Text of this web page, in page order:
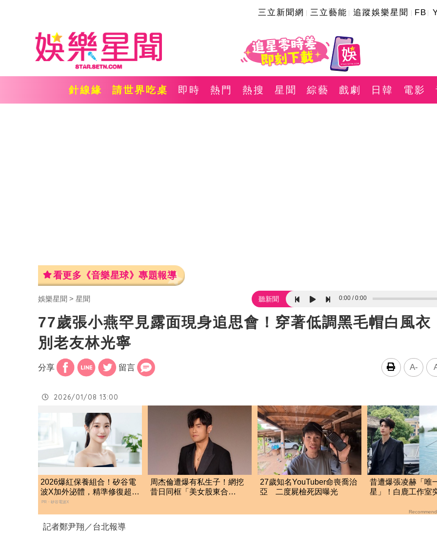
三立新聞網 三立藝能 追蹤娛樂星聞 FB
針線緣 請世界吃桌 即時 熱門 熱搜 星聞 綜藝 戲劇 日韓 電影
看更多《音樂星球》專題報導
娛樂星聞 星聞 聽新聞 0:00 0:00
77歲張小燕罕見露面現身追思會！穿著低調黑毛帽白風
別老友林光寧
分享 留言 A-
2026/01/08 13:00
2026爆紅保養組合！矽谷電
波X加外泌體，精準修復超有
感
PR・矽谷電波X
周杰倫遭爆有私生子！網挖
昔日同框「美女股東合
27歲知名YouTuber命喪喬治
亞 二度屍檢死因曝光
昔遭爆張凌赫「唯
星」！白鹿工作室
記者鄭尹翔／台北報導